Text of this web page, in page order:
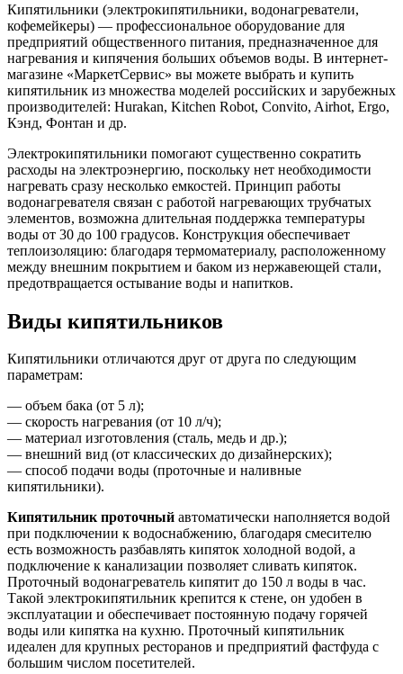
Кипятильники (электрокипятильники, водонагреватели,
кофемейкеры) — профессиональное оборудование для
предприятий общественного питания, предназначенное для
нагревания и кипячения больших объемов воды. В интернет-
магазине «МаркетСервис» вы можете выбрать и купить
кипятильник из множества моделей российских и зарубежных
производителей: Hurakan, Kitchen Robot, Convito, Airhot, Ergo,
Кэнд, Фонтан и др.
Электрокипятильники помогают существенно сократить
расходы на электроэнергию, поскольку нет необходимости
нагревать сразу несколько емкостей. Принцип работы
водонагревателя связан с работой нагревающих трубчатых
элементов, возможна длительная поддержка температуры
воды от 30 до 100 градусов. Конструкция обеспечивает
теплоизоляцию: благодаря термоматериалу, расположенному
между внешним покрытием и баком из нержавеющей стали,
предотвращается остывание воды и напитков.
Виды кипятильников
Кипятильники отличаются друг от друга по следующим
параметрам:
— объем бака (от 5 л);
— скорость нагревания (от 10 л/ч);
— материал изготовления (сталь, медь и др.);
— внешний вид (от классических до дизайнерских);
— способ подачи воды (проточные и наливные
кипятильники).
Кипятильник проточный автоматически наполняется водой
при подключении к водоснабжению, благодаря смесителю
есть возможность разбавлять кипяток холодной водой, а
подключение к канализации позволяет сливать кипяток.
Проточный водонагреватель кипятит до 150 л воды в час.
Такой электрокипятильник крепится к стене, он удобен в
эксплуатации и обеспечивает постоянную подачу горячей
воды или кипятка на кухню. Проточный кипятильник
идеален для крупных ресторанов и предприятий фастфуда с
большим числом посетителей.